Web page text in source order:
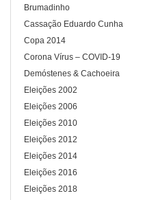
Brumadinho
Cassação Eduardo Cunha
Copa 2014
Corona Vírus – COVID-19
Demóstenes & Cachoeira
Eleições 2002
Eleições 2006
Eleições 2010
Eleições 2012
Eleições 2014
Eleições 2016
Eleições 2018